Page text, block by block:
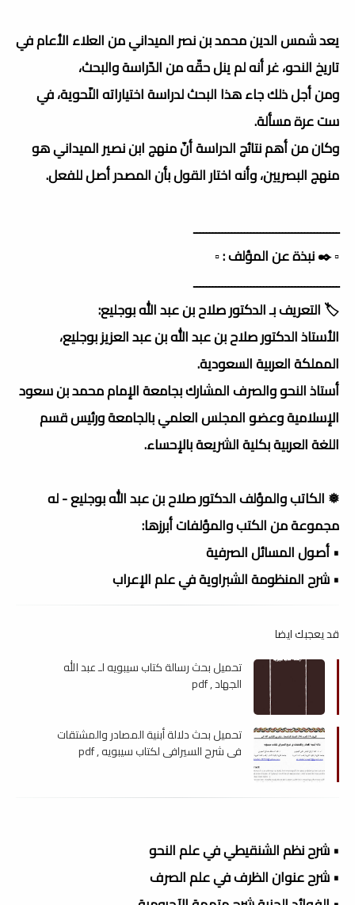
يعد شمس الدين محمد بن نصر الميداني من العلاء الأعام في
تاريخ النحو، غر أنه لم ينل حقّه من الدّراسة والبحث،
ومن أجل ذلك جاء هذا البحث لدراسة اختياراته النّحوية، في
ست عرة مسألة.
وكان من أهم نتائج الدراسة أنّ منهج ابن نصير الميداني هو
منهج البصريين، وأنه اختار القول بأن المصدر أصل للفعل.
ــــــــــــــــــــــــــــــــــــــــــــــ
▫️ ✒️ نبذة عن المؤلف : ▫️
ــــــــــــــــــــــــــــــــــــــــــــــ
🏷️ التعريف بـ الدكتور صلاح بن عبد الله بوجليع:
الأستاذ الدكتور صلاح بن عبد الله بن عبد العزيز بوجليع،
المملكة العربية السعودية.
أستاذ النحو والصرف المشارك بجامعة الإمام محمد بن سعود
الإسلامية وعضو المجلس العلمي بالجامعة ورئيس قسم
اللغة العربية بكلية الشريعة بالإحساء.
❅ الكاتب والمؤلف الدكتور صلاح بن عبد الله بوجليع - له
مجموعة من الكتب والمؤلفات أبرزها:
• أصول المسائل الصرفية
• شرح المنظومة الشبراوية في علم الإعراب
قد يعجبك ايضا
تحميل بحث رسالة كتاب سيبويه لـ عبد الله
الجهاد , pdf
تحميل بحث دلالة أبنية المصادر والمشتقات
في شرح السيرافي لكتاب سيبويه , pdf
• شرح نظم الشنقيطي في علم النحو
• شرح عنوان الظرف في علم الصرف